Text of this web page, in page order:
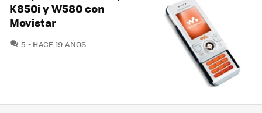
K850i y W580 con
Movistar
5 COMENTARIOS
HACE 19 AÑOS